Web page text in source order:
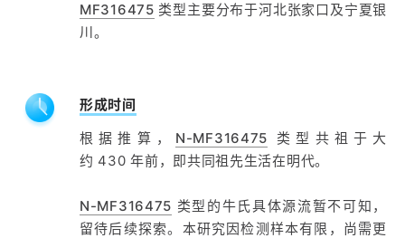
MF316475 类型主要分布于河北张家口及宁夏银
川。
形成时间
根据推算， N-MF316475 类型共祖于大
约 430 年前，即共同祖先生活在明代。
N-MF316475 类型的牛氏具体源流暂不可知，
留待后续探索。本研究因检测样本有限，尚需更